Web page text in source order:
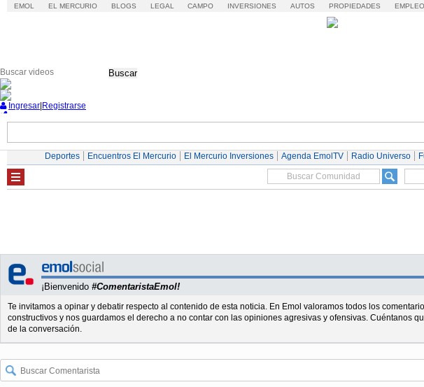
EMOL EL MERCURIO BLOGS LEGAL CAMPO INVERSIONES AUTOS PROPIEDADES
Buscar
Ingresar Registrarse
Deportes Encuentros El Mercurio El Mercurio Inversiones Agenda EmolTV Radio Universo
¡Bienvenido #ComentaristaEmol!
Te invitamos a opinar y debatir respecto al contenido de esta noticia. En Emol valoramos todos los
constructivos y nos guardamos el derecho a no contar con las opiniones agresivas y ofensivas. Cuéntanos
de la conversación.